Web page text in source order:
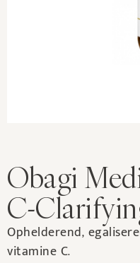
Obagi
C-
Ophelderend,
vitamine C.